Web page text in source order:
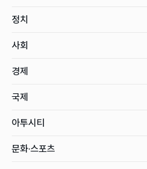
정치
사회
경제
국제
아투시티
문화·스포츠